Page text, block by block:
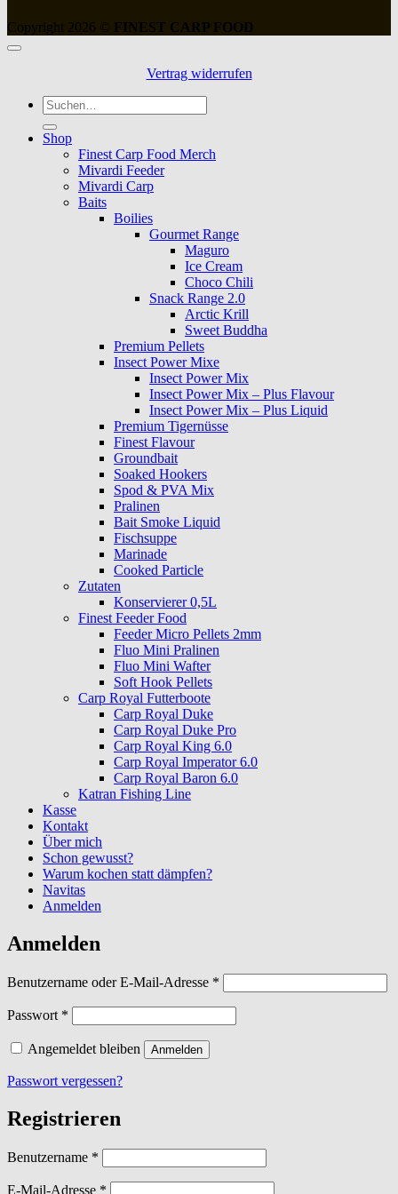
Copyright 2026 © FINEST CARP FOOD
Vertrag widerrufen
Suche
nach:
Shop
Finest Carp Food Merch
Mivardi Feeder
Mivardi Carp
Baits
Boilies
Gourmet Range
Maguro
Ice Cream
Choco Chili
Snack Range 2.0
Arctic Krill
Sweet Buddha
Premium Pellets
Insect Power Mixe
Insect Power Mix
Insect Power Mix – Plus Flavour
Insect Power Mix – Plus Liquid
Premium Tigernüsse
Finest Flavour
Groundbait
Soaked Hookers
Spod & PVA Mix
Pralinen
Bait Smoke Liquid
Fischsuppe
Marinade
Cooked Particle
Zutaten
Konservierer 0,5L
Finest Feeder Food
Feeder Micro Pellets 2mm
Fluo Mini Pralinen
Fluo Mini Wafter
Soft Hook Pellets
Carp Royal Futterboote
Carp Royal Duke
Carp Royal Duke Pro
Carp Royal King 6.0
Carp Royal Imperator 6.0
Carp Royal Baron 6.0
Katran Fishing Line
Kasse
Kontakt
Über mich
Schon gewusst?
Warum kochen statt dämpfen?
Navitas
Anmelden
Anmelden
Benutzername oder E-Mail-Adresse *
Passwort *
Angemeldet bleiben Anmelden
Passwort vergessen?
Registrieren
Benutzername *
E-Mail-Adresse *